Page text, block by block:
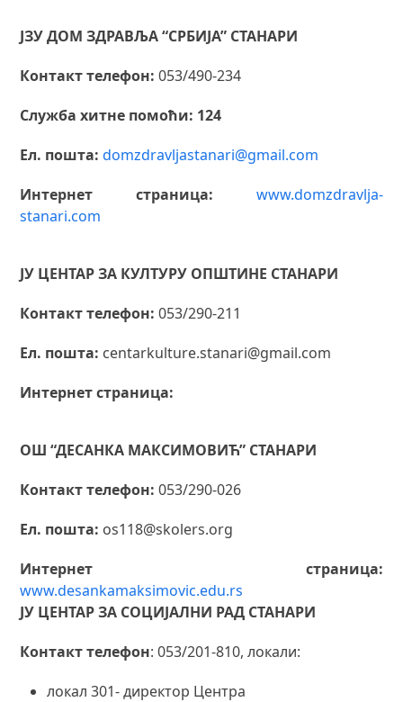
ЈЗУ ДОМ ЗДРАВЉА “СРБИЈА” СТАНАРИ
Контакт телефон:053/490-234
Служба хитне помоћи: 124
Ел. пошта:domzdravljastanari@gmail.com
Интернет страница: www.domzdravlja-
stanari.com
ЈУ ЦЕНТАР ЗА КУЛТУРУ ОПШТИНЕ СТАНАРИ
Контакт телефон:053/290-211
Ел. пошта: centarkulture.stanari@gmail.com
Интернет страница:
ОШ “ДЕСАНКА МАКСИМОВИЋ” СТАНАРИ
Контакт телефон:053/290-026
Ел. пошта: os118@skolers.org
Интернет страница:
www.desankamaksimovic.edu.rs
ЈУ ЦЕНТАР ЗА СОЦИЈАЛНИ РАД СТАНАРИ
Контакт телефон: 053/201-810, локали:
локал 301- директор Центра